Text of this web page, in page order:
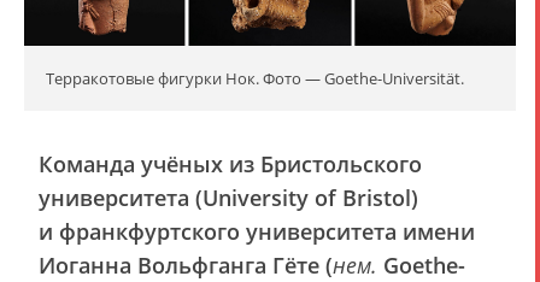
Терракотовые фигурки Нок. Фото — Goethe-Universität.
Команда учёных из Бристольского
университета (University of Bristol)
и франкфуртского университета имени
Иоганна Вольфганга Гёте (нем. Goethe-